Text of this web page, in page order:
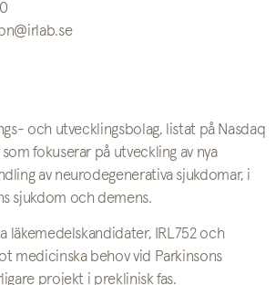
och utvecklingsbolag, listat på Nasdaq
fokuserar på utveckling av nya
av neurodegenerativa sjukdomar, i
sjukdom och demens.
läkemedelskandidater, IRL752 och
medicinska behov vid Parkinsons
projekt i preklinisk fas.